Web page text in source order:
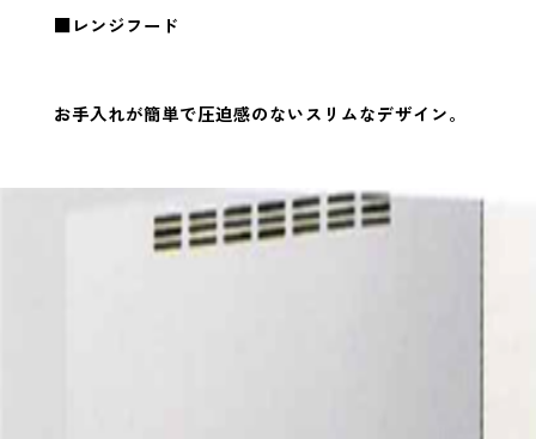
■レンジフード
お手入れが簡単で圧迫感のないスリムなデザイン。